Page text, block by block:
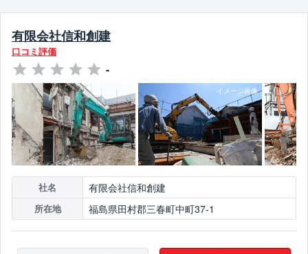
有限会社信和創建
口コミ評価
-
社名 有限会社信和創建
所在地 福島県田村郡三春町中町37-1